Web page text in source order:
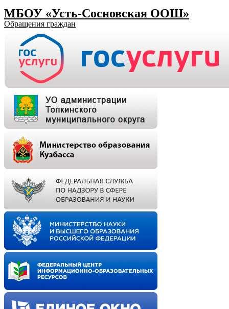
МБОУ «Усть-Сосновская ООШ»
Обращения граждан